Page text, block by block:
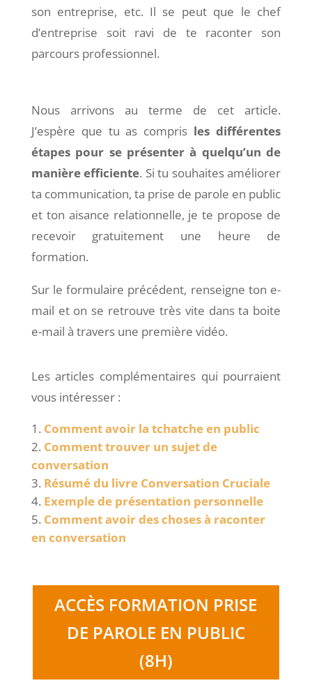
son entreprise, etc. Il se peut que le chef
d’entreprise soit ravi de te raconter son
parcours professionnel.
Nous arrivons au terme de cet article.
J’espère que tu as compris les différentes
étapes pour se présenter à quelqu’un de
manière efficiente. Si tu souhaites améliorer
ta communication, ta prise de parole en public
et ton aisance relationnelle, je te propose de
recevoir gratuitement une heure de
formation.
Sur le formulaire précédent, renseigne ton e-
mail et on se retrouve très vite dans ta boite
e-mail à travers une première vidéo.
Les articles complémentaires qui pourraient
vous intéresser :
Comment avoir la tchatche en public
Comment trouver un sujet de
conversation
Résumé du livre Conversation Cruciale
Exemple de présentation personnelle
Comment avoir des choses à raconter
en conversation
ACCÈS FORMATION PRISE
DE PAROLE EN PUBLIC
(8H)